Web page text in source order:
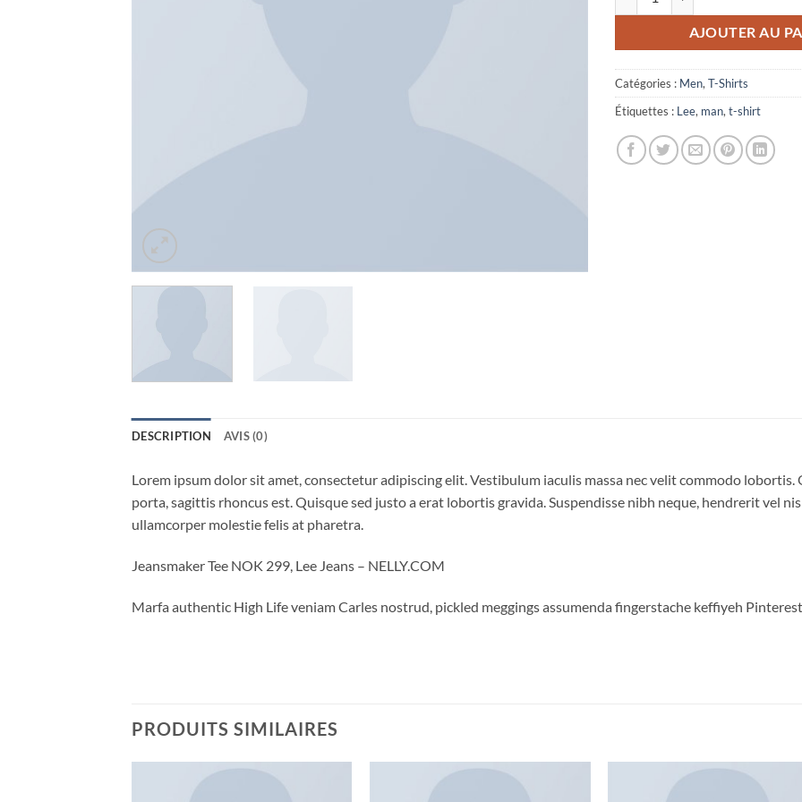
AJOUTER AU
Catégories : Men, T-Shirts
Étiquettes : Lee, man, t-shirt
DESCRIPTION AVIS (0)
Lorem ipsum dolor sit amet, consectetur adipiscing elit. Vestibulum iaculis massa nec velit commodo
porta, sagittis rhoncus est. Quisque sed justo a erat lobortis gravida. Suspendisse nibh neque, hendrerit vel
ullamcorper molestie felis at pharetra.
Jeansmaker Tee NOK 299, Lee Jeans – NELLY.COM
Marfa authentic High Life veniam Carles nostrud, pickled meggings assumenda fingerstache keffiyeh
PRODUITS SIMILAIRES